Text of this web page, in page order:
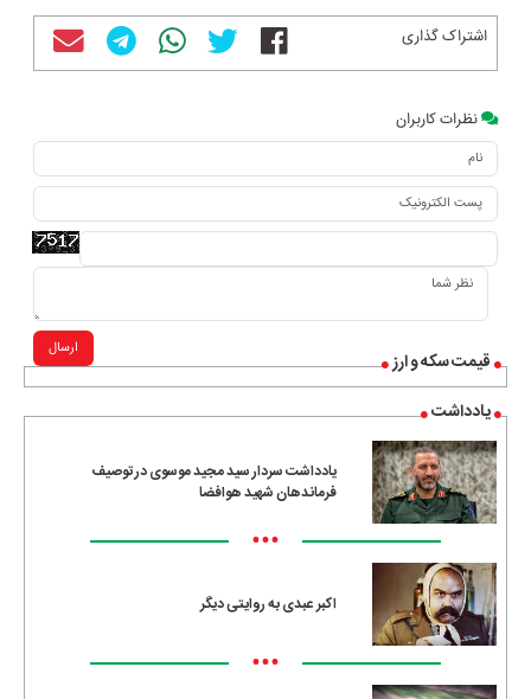
قیمت سکه و ارز
یادداشت
یادداشت سردار سید مجید موسوی در توصیف
فرماندهان شهید هوافضا
•••
اکبر عبدی به روایتی دیگر
•••
اشتراک گذاری
نظرات کاربران
ارسال